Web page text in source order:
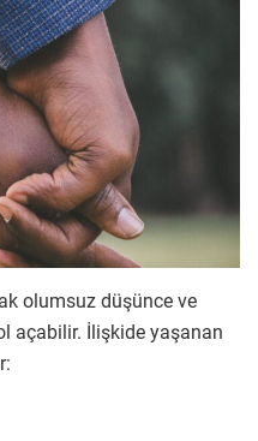
olumsuz düşünce ve
açabilir. İlişkide yaşanan